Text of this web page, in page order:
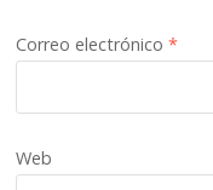
Correo electrónico*
Web